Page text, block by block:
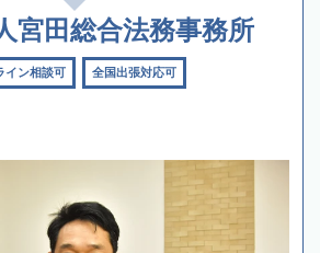
宮田総合法務事務所
イン相談可 全国出張対応可